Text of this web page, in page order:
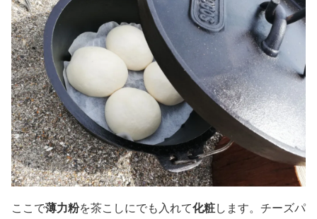
ここで薄力粉を茶こしにでも入れて化粧します。チーズパ